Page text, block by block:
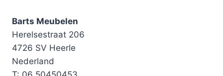
Barts Meubelen
Herelsestraat 206
4726 SV Heerle
Nederland